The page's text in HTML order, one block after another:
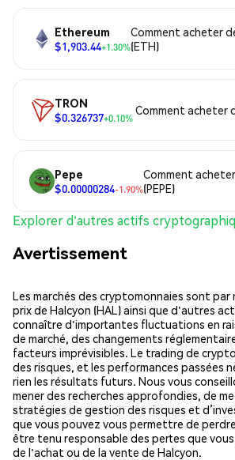
Ethereum
$1,903.44+1.30%
Comment acheter
(ETH)
TRON
$0.326737+0.10%
Comment acheter
Pepe
$0.00000284-1.90%
Comment
(PEPE)
Explorer d'autres actifs
Avertissement
Les marchés des cryptomonnaies sont
prix de Halcyon (HAL) ainsi que d'autres
connaître d'importantes fluctuations en
de marché, des changements
facteurs imprévisibles. Le trading de
des risques, et les performances passées
rien les résultats futurs. Nous vous
mener des recherches approfondies, de
stratégies de gestion des risques et
que vous pouvez vous permettre de
être tenu responsable des pertes que
de l'achat ou de la vente de Halcyon.